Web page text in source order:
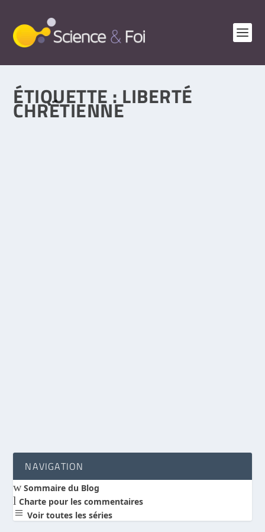
ÉTIQUETTE : LIBERTÉ
CHRÉTIENNE
NAVIGATION
wSommaire du Blog
l Charte pour les commentaires
a Voir toutes les séries